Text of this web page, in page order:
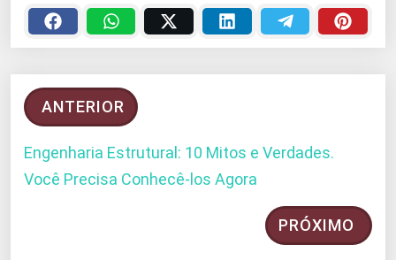
ANTERIOR
Engenharia Estrutural: 10 Mitos e Verdades.
Você Precisa Conhecê-los Agora
PRÓXIMO